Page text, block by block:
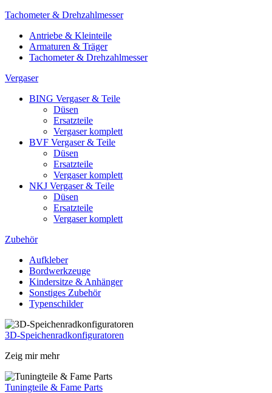
Tachometer & Drehzahlmesser
Antriebe & Kleinteile
Armaturen & Träger
Tachometer & Drehzahlmesser
Vergaser
BING Vergaser & Teile
Düsen
Ersatzteile
Vergaser komplett
BVF Vergaser & Teile
Düsen
Ersatzteile
Vergaser komplett
NKJ Vergaser & Teile
Düsen
Ersatzteile
Vergaser komplett
Zubehör
Aufkleber
Bordwerkzeuge
Kindersitze & Anhänger
Sonstiges Zubehör
Typenschilder
3D-Speichenradkonfiguratoren
Zeig mir mehr
Tuningteile & Fame Parts